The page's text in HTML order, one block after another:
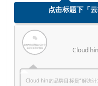
点击标题下「
Cloud
Cloud hin的品牌目标是“解决